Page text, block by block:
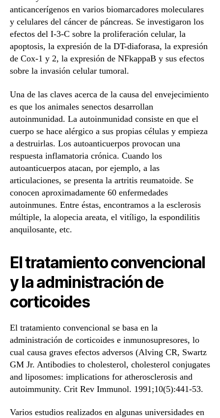
anticancerígenos en varios biomarcadores moleculares
y celulares del cáncer de páncreas. Se investigaron los
efectos del I-3-C sobre la proliferación celular, la
apoptosis, la expresión de la DT-diaforasa, la expresión
de Cox-1 y 2, la expresión de NFkappaB y sus efectos
sobre la invasión celular tumoral.
Una de las claves acerca de la causa del envejecimiento
es que los animales senectos desarrollan
autoinmunidad. La autoinmunidad consiste en que el
cuerpo se hace alérgico a sus propias células y empieza
a destruirlas. Los autoanticuerpos provocan una
respuesta inflamatoria crónica. Cuando los
autoanticuerpos atacan, por ejemplo, a las
articulaciones, se presenta la artritis reumatoide. Se
conocen aproximadamente 60 enfermedades
autoinmunes. Entre éstas, encontramos a la esclerosis
múltiple, la alopecia areata, el vitíligo, la espondilitis
anquilosante, etc.
El tratamiento convencional
y la administración de
corticoides
El tratamiento convencional se basa en la
administración de corticoides e inmunosupresores, lo
cual causa graves efectos adversos (Alving CR, Swartz
GM Jr. Antibodies to cholesterol, cholesterol conjugates
and liposomes: implications for atherosclerosis and
autoimmunity. Crit Rev Immunol. 1991;10(5):441-53.
Varios estudios realizados en algunas universidades en